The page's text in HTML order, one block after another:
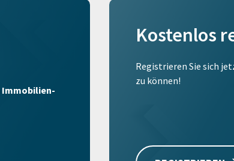
Immobilien-
Kostenlos
Registrieren Sie sich
zu können!